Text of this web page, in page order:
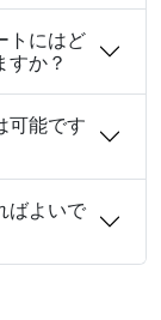
トにはど
か？
可能です
ばよいで